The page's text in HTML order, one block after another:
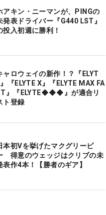
アキン・ニーマンが、PINGの
発表ドライバー『G440 LST』
投入初週に勝利！
ャロウェイの新作！？『ELYT
』『ELYTE X』『ELYTE MAX FA
』『ELYTE◆◆◆』が適合リ
ト登録
本初Vを挙げたマクグリービ
得意のウェッジはクリブの未
表作4本！【勝者のギア】